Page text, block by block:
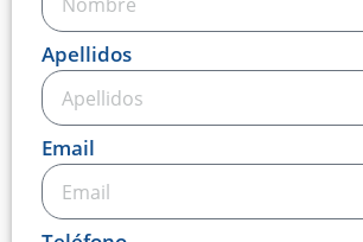
Apellidos
Email